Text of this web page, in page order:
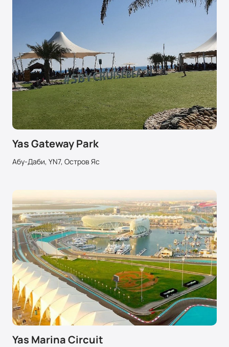
Yas Gateway Park
Абу-Даби, YN7, Остров Яс
Yas Marina Circuit